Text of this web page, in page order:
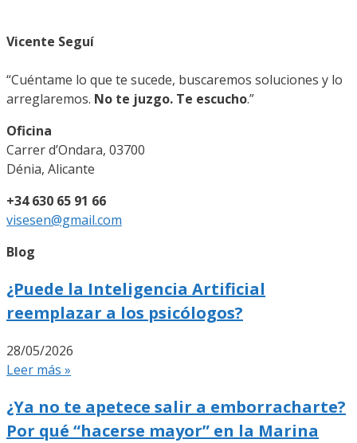
Vicente Seguí
“Cuéntame lo que te sucede, buscaremos soluciones y lo
arreglaremos. No te juzgo. Te escucho.”
Oficina
Carrer d’Ondara, 03700
Dénia, Alicante
+34 630 65 91 66
visesen@gmail.com
Blog
¿Puede la Inteligencia Artificial
reemplazar a los psicólogos?
28/05/2026
Leer más »
¿Ya no te apetece salir a emborracharte?
Por qué “hacerse mayor” en la Marina